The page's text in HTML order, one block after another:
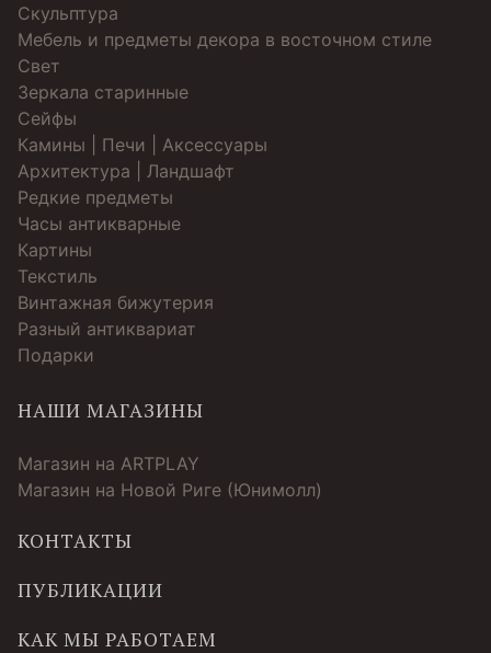
Скульптура
Мебель и предметы декора в восточном стиле
Свет
Зеркала старинные
Cейфы
Камины | Печи | Аксессуары
Архитектура | Ландшафт
Редкие предметы
Часы антикварные
Картины
Текстиль
Винтажная бижутерия
Разный антиквариат
Подарки
НАШИ МАГАЗИНЫ
Магазин на ARTPLAY
Магазин на Новой Риге (Юнимолл)
КОНТАКТЫ
ПУБЛИКАЦИИ
КАК МЫ РАБОТАЕМ